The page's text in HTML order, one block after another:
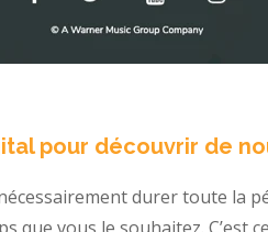
pour découvrir de
durer toute la